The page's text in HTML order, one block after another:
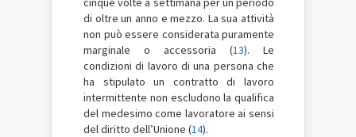
di oltre un anno e mezzo. La sua attività
non può essere considerata puramente
marginale o accessoria (13). Le
condizioni di lavoro di una persona che
ha stipulato un contratto di lavoro
intermittente non escludono la qualifica
del medesimo come lavoratore ai sensi
del diritto dell’Unione (14).